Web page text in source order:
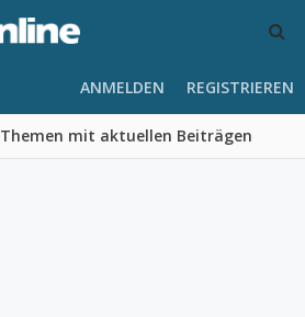
Themen mit aktuellen Beiträgen
ANMELDEN REGISTRIEREN